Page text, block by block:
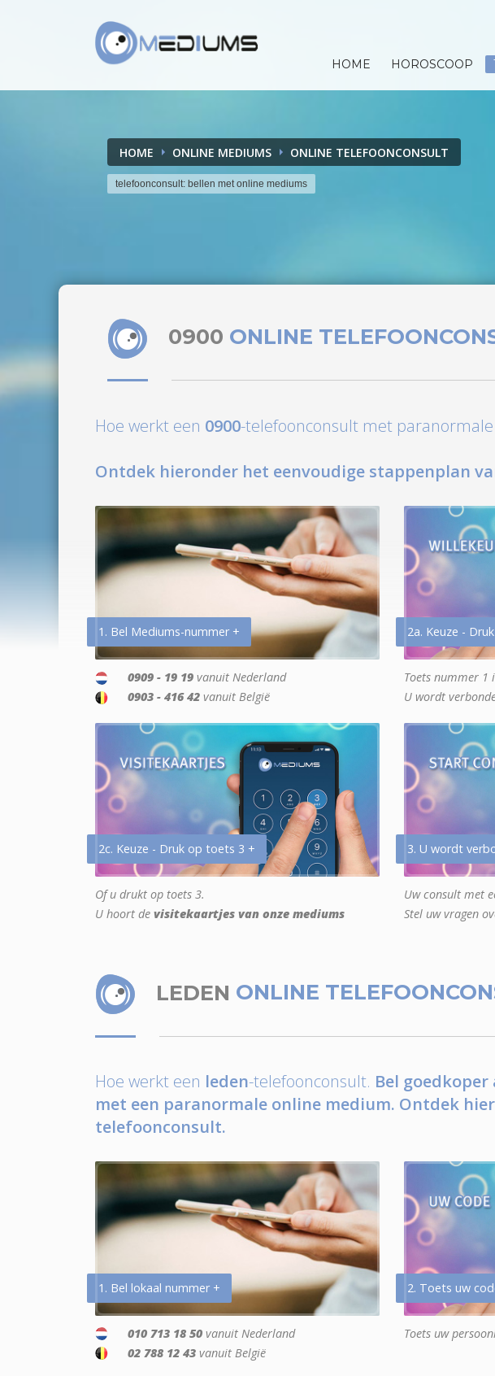
HOME HOROSCOOP
HOME ONLINE MEDIUMS ONLINE TELEFOONCONSULT
telefoonconsult: bellen met online mediums
0900 ONLINE
Hoe werkt een 0900-telefoonconsult met
Ontdek hieronder het eenvoudige stappenplan
1. Bel Mediums-nummer +
0909 - 19 19 vanuit Nederland
0903 - 416 42 vanuit België
2a. Keuze -
Toets nummer 1
U wordt
2c. Keuze - Druk op toets 3 +
Of u drukt op toets 3.
U hoort de visitekaartjes van onze mediums
3. U wordt
Uw consult met
Stel uw vragen
LEDEN ONLINE
Hoe werkt een leden-telefoonconsult. Bel
met een paranormale online medium. Ontdek
telefoonconsult.
1. Bel lokaal nummer +
010 713 18 50 vanuit Nederland
02 788 12 43 vanuit België
2. Toets uw
Toets uw